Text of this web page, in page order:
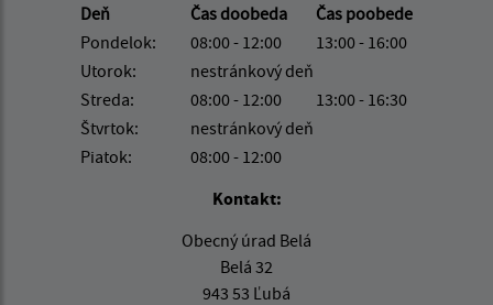
Deň
Čas doobeda
Čas poobede
Pondelok:
08:00 - 12:00
13:00 - 16:00
Utorok:
nestránkový deň
Streda:
08:00 - 12:00
13:00 - 16:30
Štvrtok:
nestránkový deň
Piatok:
08:00 - 12:00
Kontakt:
Obecný úrad Belá
Belá 32
943 53 Ľubá